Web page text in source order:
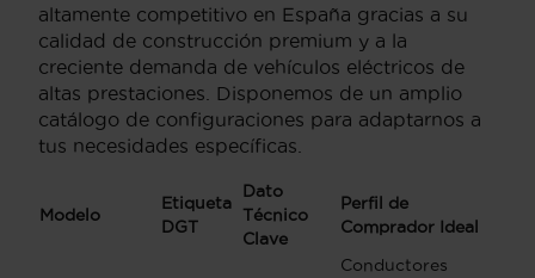
altamente competitivo en España gracias a su
calidad de construcción premium y a la
creciente demanda de vehículos eléctricos de
altas prestaciones. Disponemos de un amplio
catálogo de configuraciones para adaptarnos a
tus necesidades específicas.
Modelo
Etiqueta
DGT
Dato
Técnico
Clave
Perfil de
Comprador Ideal
Conductores